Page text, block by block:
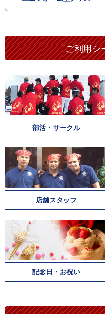
ご利用シ
部活・サークル
店舗スタッフ
記念日・お祝い